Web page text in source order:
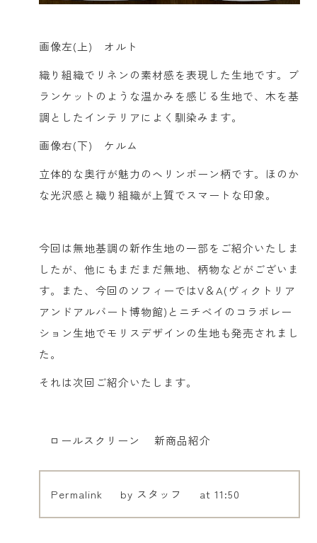
画像左(上) オルト
織り組織でリネンの素材感を表現した生地です。ブ
ランケットのような温かみを感じる生地で、木を基
調としたインテリアによく馴染みます。
画像右(下) ケルム
立体的な奥行が魅力のヘリンボーン柄です。ほのか
な光沢感と織り組織が上質でスマートな印象。
今回は無地基調の新作生地の一部をご紹介いたしま
したが、他にもまだまだ無地、柄物などがございま
す。また、今回のソフィーではV＆A(ヴィクトリア
アンドアルバート博物館)とニチベイのコラボレー
ション生地でモリスデザインの生地も発売されまし
た。
それは次回ご紹介いたします。
ロールスクリーン 新商品紹介
Permalink by スタッフ at 11:50